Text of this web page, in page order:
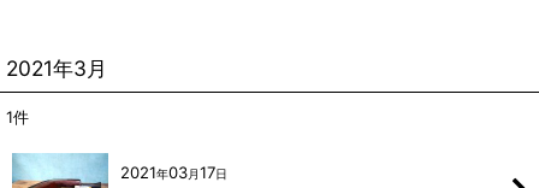
2021年3月
1件
2021年03月17日